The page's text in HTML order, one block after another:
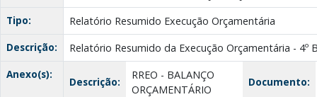
Tipo:
Relatório Resumido Execução Orçamentária
Descrição:
Relatório Resumido da Execução Orçamentária - 4º
Anexo(s):
Descrição:
RREO - BALANÇO
ORÇAMENTÁRIO
Documento: